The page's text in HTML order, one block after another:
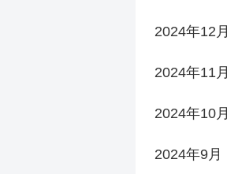
2024年12月
2024年11月
2024年10月
2024年9月